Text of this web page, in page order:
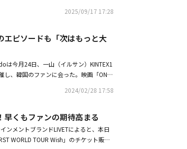
楽曲賞声 ／ 羊文学◆最優秀ダンス＆ボ
秀ボーイズアイドルカルチャー楽曲賞
曲賞僕らの口笛 ／ SHOW-WA ＆ MATS
Kan Sano◆最優秀ダンス・エレクトロ
アニメ楽曲賞怪獣 ／ サカナクション◆
秀クロスボーダー・コラボレーション楽
イラル楽曲賞好きすぎて滅！ ／ M!LK
最優秀ロングヒット楽曲賞怪獣の花唄
ス楽曲賞Abracadabra ／ Lady Gaga ◆
最優秀海外ヒップホップ／ラップ楽曲
＆B／コンテンポラリー楽曲賞CHANEL
ア」「踊」＆TEAM「We on Fire」櫻坂
」Little Glee Monster「一輪」＜スタッ
郎、髙宮望総合演出：竹永典弘プロデュ
サイト
外で再生された国内楽曲」、そして、Bil
ミング全世界累計再生回数が自身最速
ストリーミング1億回再生を記録した楽
、日本国内女性ダンス＆ボーカルグルー
ープ全体としても歴代2位という快挙を
、今年の6月に大ヒット曲「チャ
を獲得し総合首位を獲得した楽曲が4曲
グ・チャートJAPAN HOT 100で、自身
した。他にも、今年活躍したアーティス
国内外で話題となったアーティストがホ
わ」でメジャーデビュー後、劇場版ア
が特徴だ。今回のソウルポップアップス
ファンに感謝の気持ちと楽しさを伝え
ージのほか、歴代アルバムを試聴できる
りに楽しめるフォトゾーンが多彩に用意
共にする特別な時間をプレゼントする予
トに直接届けられる予定だ。さらに、5周
、東京・UNIVERSAL MUSIC STORE H
POP-UP STORE」は、日本以外
関係者は「Adoは名実共にJ-POP代表ア
2025/09/17 17:28
ピソードも「次はもっと大
は今月24日、一山（イルサン）KINTEX1
し、韓国のファンに会った。映画「ONE
女は後半部までコメントなしにひたすら
々なボーカルカラーとオーラだけでも観
を披露した彼女は、韓国語で挨拶をして
は、「一緒に歌っていただき、ステー
2024/02/28 17:58
くもファンの期待高まる
ンメントブランドLIVETによると、本日
WORLD TOUR Wish」のチケット販売